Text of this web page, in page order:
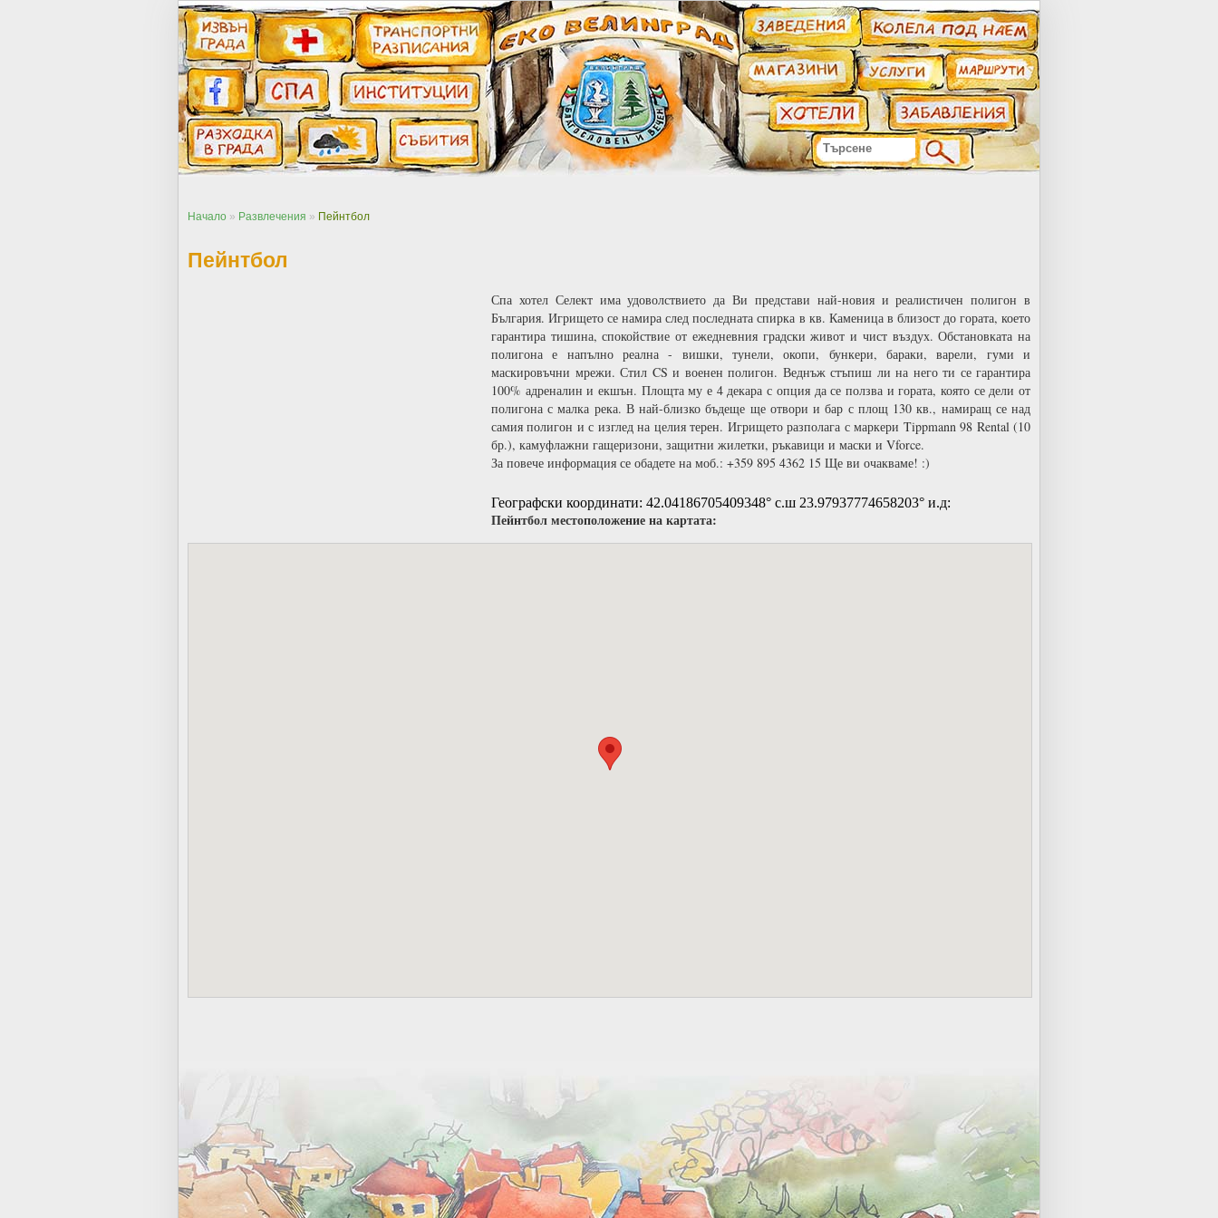
Начало » Развлечения » Пейнтбол
Пейнтбол
Спа хотел Селект има удоволствието да Ви представи най-новия и реалистичен полигон в
България. Игрището се намира след последната спирка в кв. Каменица в близост до гората, което
гарантира тишина, спокойствие от ежедневния градски живот и чист въздух. Обстановката на
полигона е напълно реална - вишки, тунели, окопи, бункери, бараки, варели, гуми и
маскировъчни мрежи. Стил CS и военен полигон. Веднъж стъпиш ли на него ти се гарантира
100% адреналин и екшън. Площта му е 4 декара с опция да се ползва и гората, която се дели от
полигона с малка река. В най-близко бъдеще ще отвори и бар с площ 130 кв., намиращ се над
самия полигон и с изглед на целия терен. Игрището разполага с маркери Tippmann 98 Rental (10
бр.), камуфлажни гащеризони, защитни жилетки, ръкавици и маски и Vforce.
За повече информация се обадете на моб.: +359 895 4362 15 Ще ви очакваме! :)
Географски координати: 42.04186705409348° с.ш 23.97937774658203° и.д:
Пейнтбол местоположение на картата: